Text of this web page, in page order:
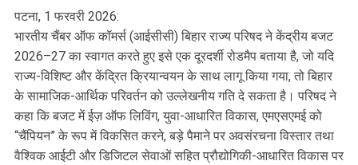
पटना, 1 फरवरी 2026:
भारतीय चैंबर ऑफ कॉमर्स (आईसीसी) बिहार राज्य परिषद ने केंद्रीय बजट
2026–27 का स्वागत करते हुए इसे एक दूरदर्शी रोडमैप बताया है, जो यदि
राज्य-विशिष्ट और केंद्रित क्रियान्वयन के साथ लागू किया गया, तो बिहार
के सामाजिक-आर्थिक परिवर्तन को उल्लेखनीय गति दे सकता है। परिषद ने
कहा कि बजट में ईज़ ऑफ लिविंग, युवा-आधारित विकास, एमएसएमई को
“चैंपियन” के रूप में विकसित करने, बड़े पैमाने पर अवसंरचना विस्तार तथा
वैश्विक आईटी और डिजिटल सेवाओं सहित प्रौद्योगिकी-आधारित विकास पर